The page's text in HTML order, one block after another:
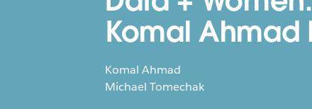
Komal Ahmad
Komal Ahmad
Michael Tomechak